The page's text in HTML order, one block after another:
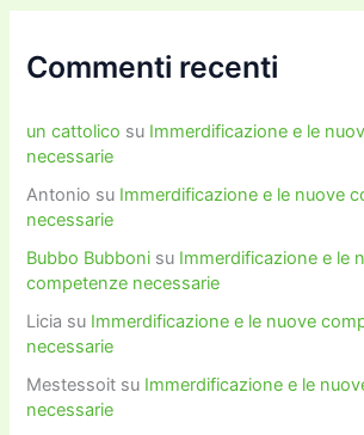
Commenti recenti
un cattolico su Immerdificazione e le
necessarie
Antonio su Immerdificazione e le nuove
necessarie
Bubbo Bubboni su Immerdificazione e le
competenze necessarie
Licia su Immerdificazione e le nuove
necessarie
Mestessoit su Immerdificazione e le
necessarie